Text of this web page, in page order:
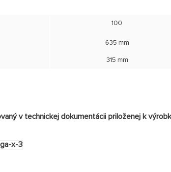
100
635 mm
315 mm
v technickej dokumentácii priloženej k